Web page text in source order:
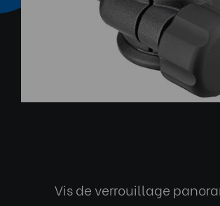
Vis de verrouillage